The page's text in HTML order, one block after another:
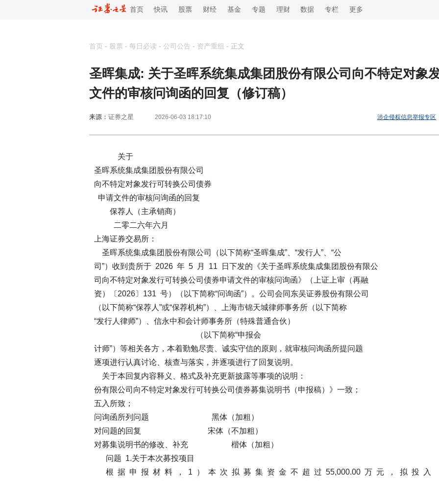
首页 快讯 股票 财经 基金 专题 理财 数据 专栏 更多
首页 - 股票 - 每日必读 - 公司公告 - 资产重组 - 正文
圣晖集成: 关于圣晖系统集成集团股份有限公司向不特定对象
文件的审核问询函的回复（修订稿）
来源： 证券之星 2026-06-03 18:17:10 涉企侵权信息举报专区
关于
圣晖系统集成集团股份有限公司
向不特定对象发行可转换公司债券
申请文件的审核问询函的回复
保荐人（主承销商）
二零二六年六月
上海证券交易所：
圣晖系统集成集团股份有限公司（以下简称“圣晖集成”、“发行人”、“公
司”）收到贵所于 2026 年 5 月 11 日下发的《关于圣晖系统集成集团股份有限公
司向不特定对象发行可转换公司债券申请文件的审核问询函》（上证上审（再融
资）〔2026〕131 号）（以下简称“问询函”）。公司会同东吴证券股份有限公司
（以下简称“保荐人”或“保荐机构”）、上海市锦天城律师事务所（以下简称
“发行人律师”）、信永中和会计师事务所（特殊普通合伙）
（以下简称“申报会
计师”）等相关各方，本着勤勉尽责、诚实守信的原则，就审核问询函所提问题
逐项进行认真讨论、核查与落实，并逐项进行了回复说明。
关于本回复内容释义、格式及补充更新披露等事项的说明：
份有限公司向不特定对象发行可转换公司债券募集说明书（申报稿）》一致；
五入所致；
问询函所列问题 黑体（加粗）
对问题的回复 宋体（不加粗）
对募集说明书的修改、补充 楷体（加粗）
问题 1.关于本次募投项目
根 据 申 报 材 料 ， 1 ） 本 次 拟 募 集 资 金 不 超 过 55,000.00 万 元 ， 拟 投 入